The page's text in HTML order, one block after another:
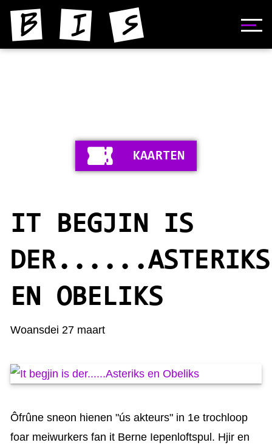
FOTO'S
STIPERS
VIDEO'S
KAARTEN
IT BEGJIN IS
DER......ASTERIKS
EN OBELIKS
Woansdei 27 maart
Ôfrûne sneon hienen "ús akteurs" in 1e trochloop
foar meiwurkers fan it Berne Iepenloftspul. Hjir en